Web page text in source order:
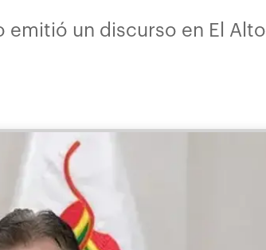
emitió un discurso en El Alto